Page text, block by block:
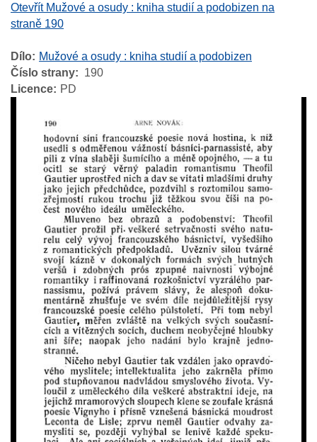
Otevřít Mužové a osudy : kniha studií a podobizen na
straně 190
Dílo
Mužové a osudy : kniha studií a podobizen
Číslo strany
190
Licence
PD